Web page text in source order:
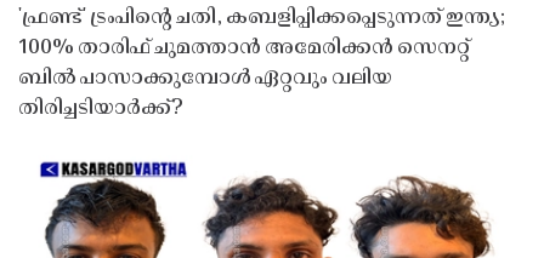
'ഫ്രണ്ട്' ട്രംപിന്റെ ചതി, കബളിപ്പിക്കപ്പെടുന്നത് ഇന്ത്യ;
100% താരിഫ് ചുമത്താൻ അമേരിക്കൻ സെനറ്റ്
ബിൽ പാസാക്കുമ്പോൾ ഏറ്റവും വലിയ
തിരിച്ചടിയാർക്ക്?